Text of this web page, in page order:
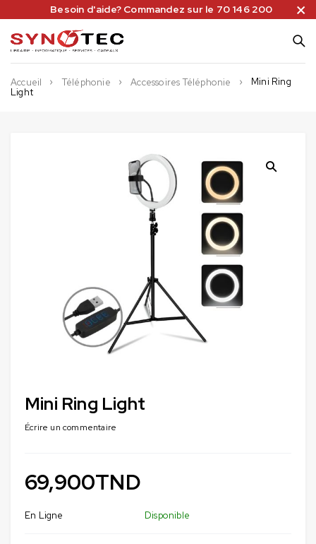
Besoin d'aide? Commandez sur le 70 146 200
Accueil Téléphonie Accessoires Téléphonie
Mini Ring
Light
Mini Ring Light
Écrire un commentaire
69,900TND
En Ligne Disponible